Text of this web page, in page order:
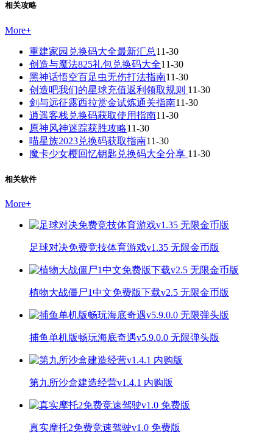
相关攻略
More+
重建家园兑换码大全最新汇总11-30
创造与魔法825礼包兑换码大全11-30
黑神话悟空百足虫无伤打法指南11-30
创造吧我们的星球充值返利领取规则 11-30
剑与远征露西拉赏金试炼通关指南11-30
逍遥客栈兑换码获取使用指南11-30
原神风神迷踪获胜攻略11-30
喵星族2023兑换码获取指南11-30
魔卡少女樱回忆钥匙兑换码大全分享 11-30
相关软件
More+
足球对决免费竞技体育游戏v1.35 无限金币版
植物大战僵尸1中文免费版下载v2.5 无限金币版
捕鱼单机版畅玩海底奇遇v5.9.0.0 无限弹头版
第九所沙盒建造经营v1.4.1 内购版
真实摩托2免费竞速驾驶v1.0 免费版